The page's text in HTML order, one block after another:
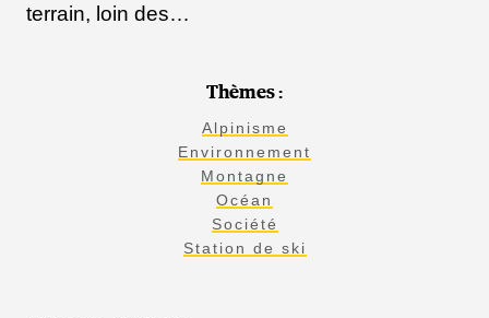
terrain, loin des…
Thèmes :
Alpinisme
Environnement
Montagne
Océan
Société
Station de ski